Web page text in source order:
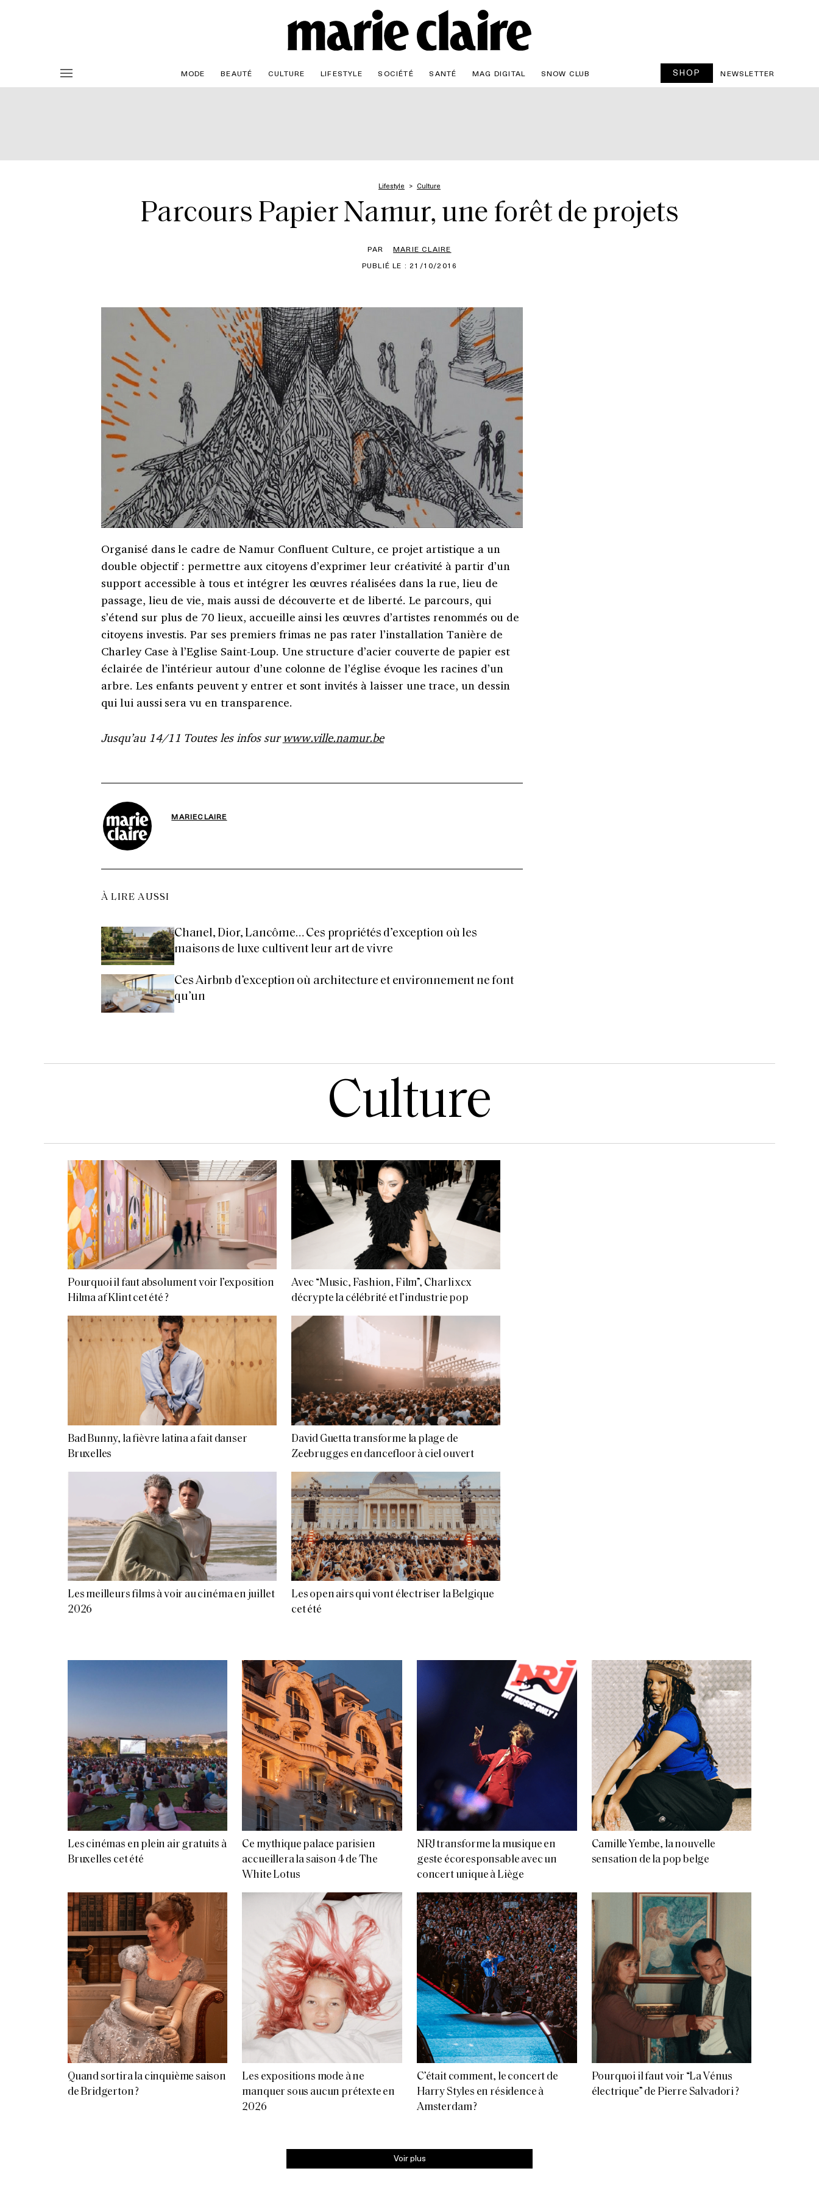
MODE BEAUTÉ CULTURE LIFESTYLE SOCIÉTÉ SANTÉ MAG DIGITAL SNOW CLUB SHOP NEWSLETTER
Lifestyle Culture
Parcours Papier Namur, une forêt de projets
PAR
MARIE CLAIRE
PUBLIÉ LE : 21/10/2016
Organisé dans le cadre de Namur Confluent Culture, ce projet artistique a un
double objectif : permettre aux citoyens d’exprimer leur créativité à partir d’un
support accessible à tous et intégrer les œuvres réalisées dans la rue, lieu de
passage, lieu de vie, mais aussi de découverte et de liberté. Le parcours, qui
s’étend sur plus de 70 lieux, accueille ainsi les œuvres d’artistes renommés ou de
citoyens investis. Par ses premiers frimas ne pas rater l’installation Tanière de
Charley Case à l’Eglise Saint-Loup. Une structure d’acier couverte de papier est
éclairée de l’intérieur autour d’une colonne de l’église évoque les racines d’un
arbre. Les enfants peuvent y entrer et sont invités à laisser une trace, un dessin
qui lui aussi sera vu en transparence.
Jusqu’au 14/11 Toutes les infos surwww.ville.namur.be
MARIECLAIRE
À LIRE AUSSI
Chanel, Dior, Lancôme… Ces propriétés d’exception où les
maisons de luxe cultivent leur art de vivre
Ces Airbnb d’exception où architecture et environnement ne font
qu’un
Culture
Pourquoi il faut absolument voir l’exposition
Hilma af Klint cet été ?
Avec “Music, Fashion, Film”, Charli xcx
décrypte la célébrité et l’industrie pop
Bad Bunny, la fièvre latina a fait danser
Bruxelles
David Guetta transforme la plage de
Zeebrugges en dancefloor à ciel ouvert
Les meilleurs films à voir au cinéma en juillet
2026
Les open airs qui vont électriser la Belgique
cet été
Les cinémas en plein air gratuits à
Bruxelles cet été
Ce mythique palace parisien
accueillera la saison 4 de The
White Lotus
NRJ transforme la musique en
geste écoresponsable avec un
concert unique à Liège
Camille Yembe, la nouvelle
sensation de la pop belge
Quand sortira la cinquième saison
de Bridgerton ?
Les expositions mode à ne
manquer sous aucun prétexte en
2026
C’était comment, le concert de
Harry Styles en résidence à
Amsterdam ?
Pourquoi il faut voir “La Vénus
électrique” de Pierre Salvadori ?
Voir plus